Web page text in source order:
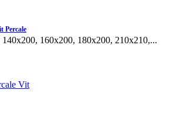
Percale
160x200, 180x200, 210x210,...